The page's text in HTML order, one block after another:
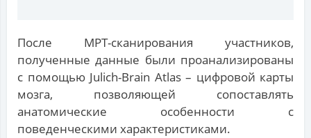
После МРТ-сканирования участников,
полученные данные были проанализированы
с помощью Julich-Brain Atlas – цифровой карты
мозга, позволяющей сопоставлять
анатомические особенности с
поведенческими характеристиками.